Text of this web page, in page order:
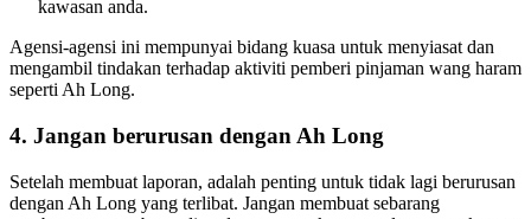
kawasan anda.
Agensi-agensi ini mempunyai bidang kuasa untuk menyiasat dan
mengambil tindakan terhadap aktiviti pemberi pinjaman wang haram
seperti Ah Long.
4. Jangan berurusan dengan Ah Long
Setelah membuat laporan, adalah penting untuk tidak lagi berurusan
dengan Ah Long yang terlibat. Jangan membuat sebarang